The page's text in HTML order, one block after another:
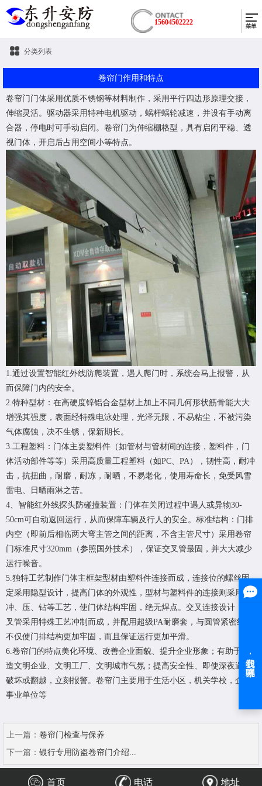
15604502222
分类列表
卷帘门作用和特点
卷帘门门体采用优质不锈钢等材料制作，采用平行四边形原理交接，
伸缩灵活。驱动器采用特种电机驱动，蜗杆蜗轮减速，并设有手动离
合器，停电时可手动启闭。卷帘门为伸缩棚格型，具有启闭平稳、透
视门体，开启后占用空间小等特点。
1.通过设置智能红外线防爬装置，遇人爬门时，系统会马上报警，从
而保障门内的安全。
2.特种型材：在高硬度锌铝合金型材上加上不同几何形状筋骨能大大
增强其强度，表面经特殊电泳处理，光泽无限，不易粘尘，不被污染
气体腐蚀，决不生锈，保新期长。
3.工程塑料：门体主要塑料件（如管材与管材间的连接，塑料件，门
体活动部件等等）采用高质量工程塑料（如PC、PA），韧性高，耐冲
击，抗扭曲，耐磨，耐冻，耐晒，不易老化，使用寿命长，免受风雪
雷电、日晒雨淋之苦。
4、智能红外线探头防碰撞装置：门体在关闭过程中遇人或异物30-
50cm可自动返回运行，从而保障车辆及行人的安全。标准结构：门排
内空（即前后相临两大弯主管之间的距离，不含主管尺寸）采用卷帘
门标准尺寸320mm（参照国外技术），保证交叉管最固，并大大减少
运行噪音。
5.独特工艺制作门体主框架型材由塑料件连接而成，连接位的螺丝固
定采用隐型设计，提高门体的外观性，型材与塑料件的连接则采用
冲、压、钻等工艺，使门体结构牢固，绝无焊点。交叉连接设计：交
叉管采用特殊工艺冲制而成，并配用超级PA耐磨套，与圆管紧密结合
不仅使门排结构更加牢固，而且保证运行更加平滑。
6.卷帘门的特点美化环境、改善企业面貌、提升企业形象；有助于营
造文明企业、文明工厂、文明城市气氛；提高安全性、即使深夜遇有
破坏或翻越，立刻报警。卷帘门主要用于生活小区，机关学校，企业
事业单位等
上一篇： 卷帘门检查与保养
下一篇： 银行专用防盗卷帘门介绍...
首页 电话 地址